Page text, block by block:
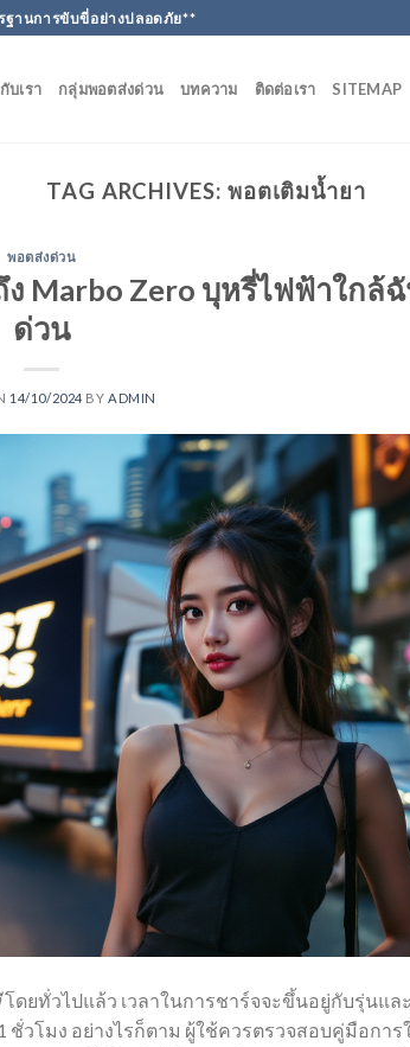
านการขับขี่อย่างปลอดภัย**
บเรา กลุ่มพอตส่งด่วน บทความ ติดต่อเรา SITEMAP
TAG ARCHIVES: พอตเติมน้ำยา
พอตส่งด่วน
Marbo Zero บุหรี่ไฟฟ้าใกล้
ด่วน
14/10/2024 BYADMIN
โดยทั่วไปแล้ว เวลาในการชาร์จจะขึ้นอยู่กับรุ่นแล
วโมง อย่างไรก็ตาม ผู้ใช้ควรตรวจสอบคู่มือการ